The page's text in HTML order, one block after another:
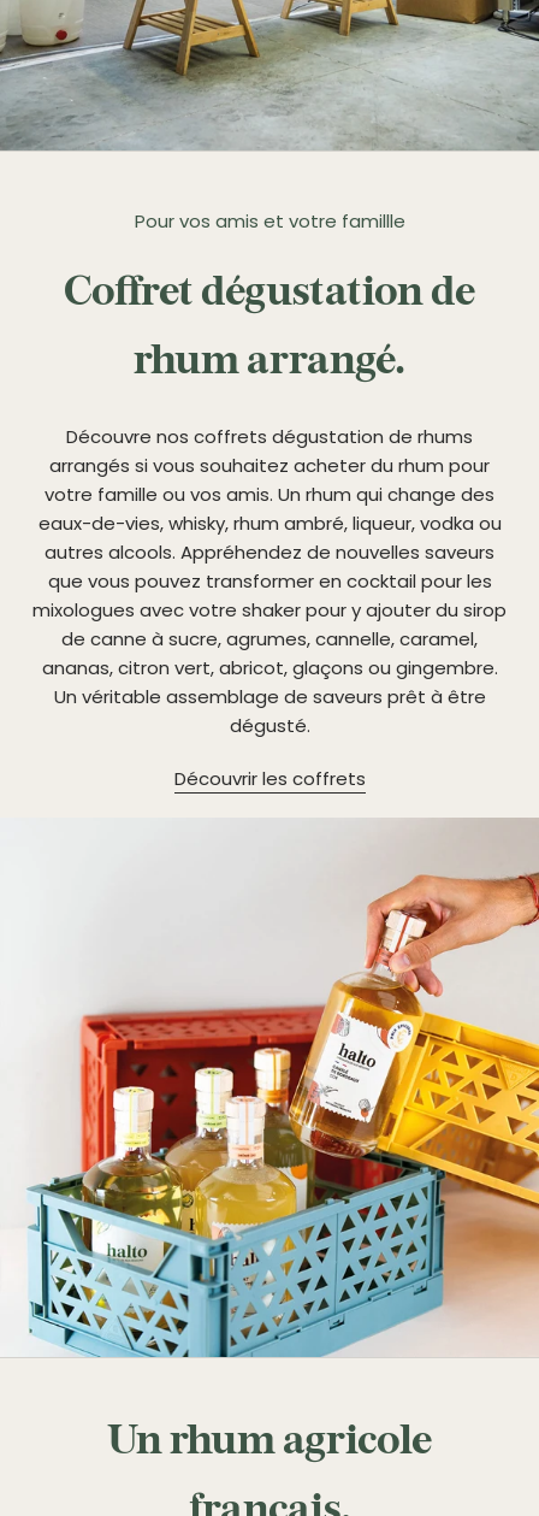
Pour vos amis et votre famillle
Coffret dégustation de
rhum arrangé.
Découvre nos coffrets dégustation de rhums
arrangés si vous souhaitez acheter du rhum pour
votre famille ou vos amis. Un rhum qui change des
eaux-de-vies, whisky, rhum ambré, liqueur, vodka ou
autres alcools. Appréhendez de nouvelles saveurs
que vous pouvez transformer en cocktail pour les
mixologues avec votre shaker pour y ajouter du sirop
de canne à sucre, agrumes, cannelle, caramel,
ananas, citron vert, abricot, glaçons ou gingembre.
Un véritable assemblage de saveurs prêt à être
dégusté.
Découvrir les coffrets
Un rhum agricole